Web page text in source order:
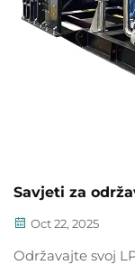
Savjeti za
Oct 22, 2025
Održavajte svoj